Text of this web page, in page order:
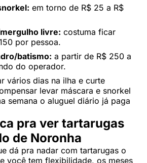
em torno de R$ 25 a R$
livre: costuma ficar
por pessoa.
batismo: a partir de R$ 250 a
do operador.
vários dias na ilha e curte
levar máscara e snorkel
semana o aluguel diário já paga
pra ver tartarugas
de Noronha
dá pra nadar com tartarugas o
você tem flexibilidade, os meses